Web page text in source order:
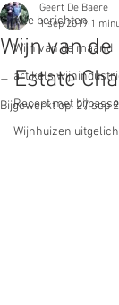
Alle berichten
Wijn van de maand
artikels
Recept met
Wijnhuizen
Wijn van
- Estate
Geert De Baere
1 sep 2019 1
Bijgewerkt op: 27 sep